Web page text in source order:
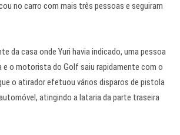
no carro com mais três pessoas e seguiram
da casa onde Yuri havia indicado, uma pessoa
e o motorista do Golf saiu rapidamente com o
o atirador efetuou vários disparos de pistola
atingindo a lataria da parte traseira